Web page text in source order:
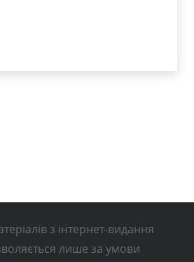
з інтернет-видання
лише за умови